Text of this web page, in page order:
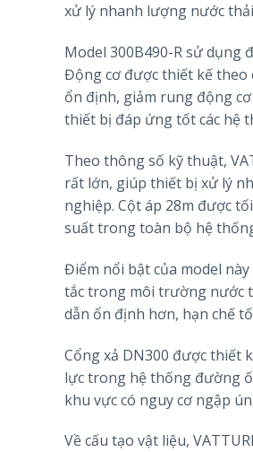
xử lý nhanh lượng nước
Model 300B490-R sử dụng
Động cơ được thiết kế theo
ổn định, giảm rung động
thiết bị đáp ứng tốt các hệ
Theo thông số kỹ thuật,
rất lớn, giúp thiết bị xử lý
nghiệp. Cột áp 28m được
suất trong toàn bộ hệ
Điểm nổi bật của model
tắc trong môi trường nước
dẫn ổn định hơn, hạn chế
Cổng xả DN300 được thiết
lực trong hệ thống đường
khu vực có nguy cơ ngập
Về cấu tạo vật liệu,